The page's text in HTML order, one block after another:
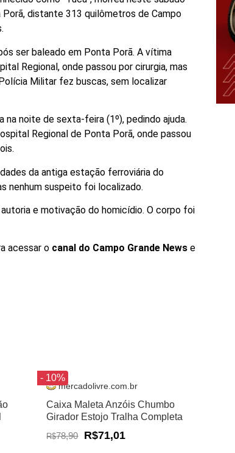
distante 313 quilômetros de Campo
ser baleado em Ponta Porã. A vítima
Regional, onde passou por cirurgia, mas
Militar fez buscas, sem localizar
na noite de sexta-feira (1º), pedindo ajuda.
Regional de Ponta Porã, onde passou
da antiga estação ferroviária do
nenhum suspeito foi localizado.
e motivação do homicídio. O corpo foi
acessar o canal do Campo Grande News e
- 10%
mercadolivre.com.br
Caixa Maleta Anzóis Chumbo
Girador Estojo Tralha Completa
R$78,90 R$71,01